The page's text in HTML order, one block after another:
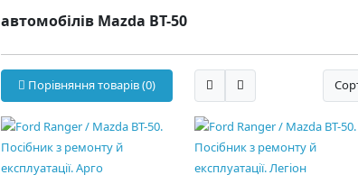
автомобілів Mazda BT-50
Порівняння товарів (0)